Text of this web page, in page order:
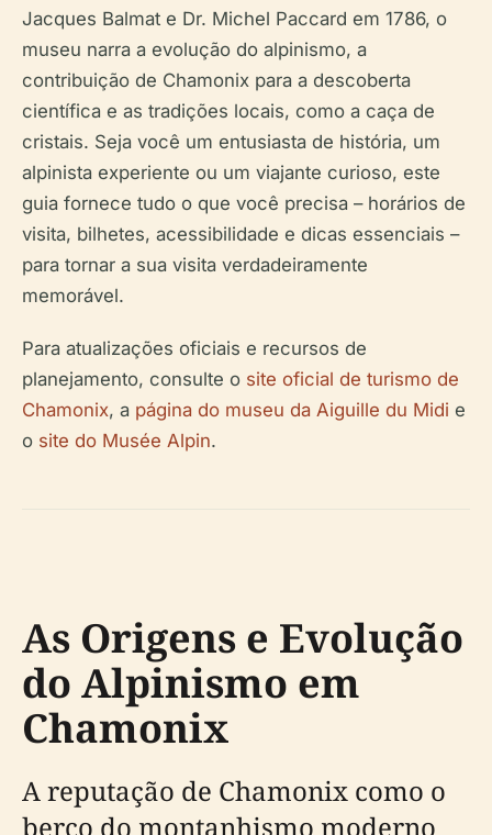
Jacques Balmat e Dr. Michel Paccard em 1786, o
museu narra a evolução do alpinismo, a
contribuição de Chamonix para a descoberta
científica e as tradições locais, como a caça de
cristais. Seja você um entusiasta de história, um
alpinista experiente ou um viajante curioso, este
guia fornece tudo o que você precisa – horários de
visita, bilhetes, acessibilidade e dicas essenciais –
para tornar a sua visita verdadeiramente
memorável.
Para atualizações oficiais e recursos de
planejamento, consulte o site oficial de turismo de
Chamonix, a página do museu da Aiguille du Midi e
o site do Musée Alpin.
As Origens e Evolução
do Alpinismo em
Chamonix
A reputação de Chamonix como o
berço do montanhismo moderno